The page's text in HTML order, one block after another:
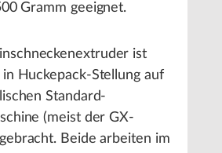
Gramm geeignet.
ist
Huckepack-Stellung auf
Standard-
(meist der GX-
Beide arbeiten im